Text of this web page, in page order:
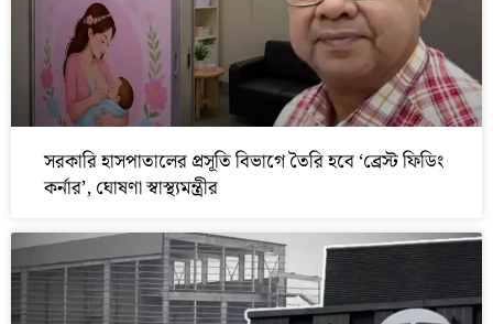
সরকারি হাসপাতালের প্রসূতি বিভাগে তৈরি হবে ‘ব্রেস্ট ফিডিং
কর্নার’, ঘোষণা স্বাস্থ্যমন্ত্রীর